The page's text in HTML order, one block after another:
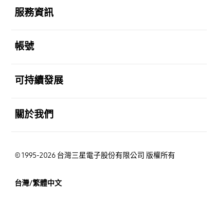
服務資訊
帳號
可持續發展
關於我們
© 1995-2026 台灣三星電子股份有限公司 版權所有
台灣/繁體中文